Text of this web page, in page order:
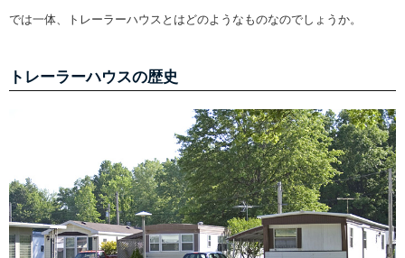
では一体、トレーラーハウスとはどのようなものなのでしょうか。
トレーラーハウスの歴史